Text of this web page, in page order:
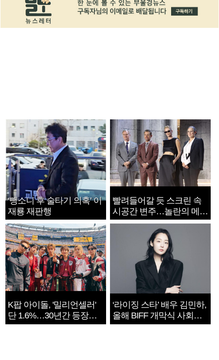
‘뺑소니 후 술타기 의혹’ 이
재룡 재판행
빨려들어갈 듯 스크린 속
시공간 변주…놀란의 메시
지는 ‘전쟁 속죄’
K팝 아이돌, '밀리언셀러'
단 1.6%…30년간 등장
1182개팀 전수조사
‘라이징 스타’ 배우 김민하,
올해 BIFF 개막식 사회자
확정